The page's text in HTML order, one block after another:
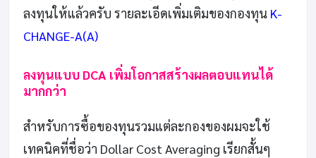
ลงทุนให้แล้วครับ รายละเอีดเพิ่มเติมของกองทุน K-
CHANGE-A(A)
ลงทุนแบบ DCA เพิ่มโอกาสสร้างผลตอบแทนได้
มากกว่า
สำหรับการซื้อของทุนรวมแต่ละกองของผมจะใช้
เทคนิคที่ชื่อว่า Dollar Cost Averaging เรียกสั้นๆ